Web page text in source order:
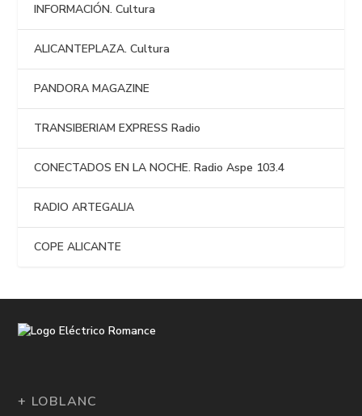
INFORMACIÓN. Cultura
ALICANTEPLAZA. Cultura
PANDORA MAGAZINE
TRANSIBERIAM EXPRESS Radio
CONECTADOS EN LA NOCHE. Radio Aspe 103.4
RADIO ARTEGALIA
COPE ALICANTE
+ LOBLANC